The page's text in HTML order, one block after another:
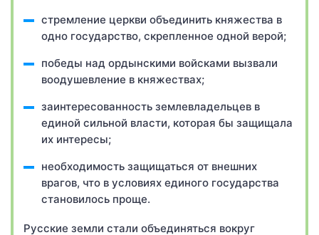
стремление церкви объединить княжества в
одно государство, скрепленное одной верой;
победы над ордынскими войсками вызвали
воодушевление в княжествах;
заинтересованность землевладельцев в
единой сильной власти, которая бы защищала
их интересы;
необходимость защищаться от внешних
врагов, что в условиях единого государства
становилось проще.
Русские земли стали объединяться вокруг